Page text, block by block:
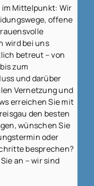
im Mittelpunkt: Wir
offene
wird bei uns
betreut – von
zum
und darüber
Vernetzung und
erreichen Sie mit
den besten
wünschen Sie
oder
besprechen?
an – wir sind